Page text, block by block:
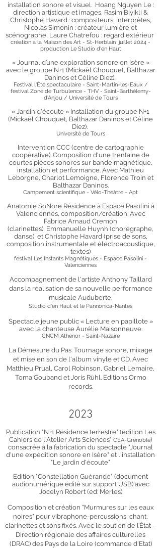
installation sonore et visuel. Hoang Nguyen Le :
direction artistique et images, Rasim Biyikli &
Christophe Havard : compositeurs, interprètes,
Nicolas Simonin : créateur lumière et
scénographe, Laure Chatrefou : regard extérieur
création à la Maison des Art - St-Herblain juillet 2024 -
production Le Studio d'en Haut
« Journal d’une exploration sonore en Isère »
avec le groupe N+1 (Mickaël Chouquet, Balthazar
Daninos et Céline Diez).
Festival l'Été spectaculaire - Saint-Martin-les-Eaux /
festival Zone de Turbulence - THV - Saint-Barthélemy-
d'Anjou / Université de Tours
« Jardin d'écoute » Installation du groupe N+1
(Mickaël Chouquet, Balthazar Daninos et Céline
Diez).
Université de Tours
Intervention CCC (centre de cartographie
coopérative). Composition d'une trentaine de
courtes pièces sonores sur bande magnétique,
installation et performance. Avec Mathieu
Leborgne, Charlot Lemoigne, Florence Troin et
Balthazar Daninos.
Campement scientifique - Vélo-Théâtre - Apt
Anatomie SoNore Résidence à Espace Pasolini à
Valenciennes, composition/création. Avec
Fabrice Arnaud Cremon
(clarinettes), Emmanuelle Huynh (chorégraphe,
danse) et Christophe Havard (prise de sons,
composition instrumentale et électroacoustique,
textes)
festival Les Instants Magnétiques - Espace Pasolini -
Valenciennes
Accompagnement de l'artiste Anthony Taillard
dans la réalisation de sa nouvelle performance
musicale Auduberte.
Studio d'en Haut et le Pannonica-Nantes
Spectacle jeune public « Lecture en papillote »
avec la chanteuse Aurélie Maisonneuve.
CNCM Athénor - Saint-Nazaire
La Démesure du Pas. Tournage sonore, mixage
et mise en son de l'album vinyle et CD. Avec
Matthieu Prual, Carol Robinson, Gabriel Lemaire,
Toma Gouband et Joris Rühl. Editions Ormo
records.
2023
Publication "N+1 Résidence terrestre" (édition Les
Cahiers de l'Atelier Arts Sciences" CEA-Grenoble)
consacrée à la fabrication du spectacle "Journal
d'une expédition sonore en Isère" et l'installation
"Le jardin d'écoute"
Edition "Constellation Guérande" (document
audionumérique édité sur support USB) avec
Jocelyn Robert (ed: Merles)
Composition et création "Murmures sur les eaux
noires" pour vibraphone-percussions, chant,
clarinettes et sons fixés. Avec le soutien de l’État –
Direction régionale des affaires culturelles
(DRAC) des Pays de la Loire (commande d'Etat)